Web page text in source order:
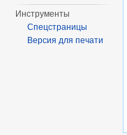
Инструменты
Спецстраницы
Версия для печати